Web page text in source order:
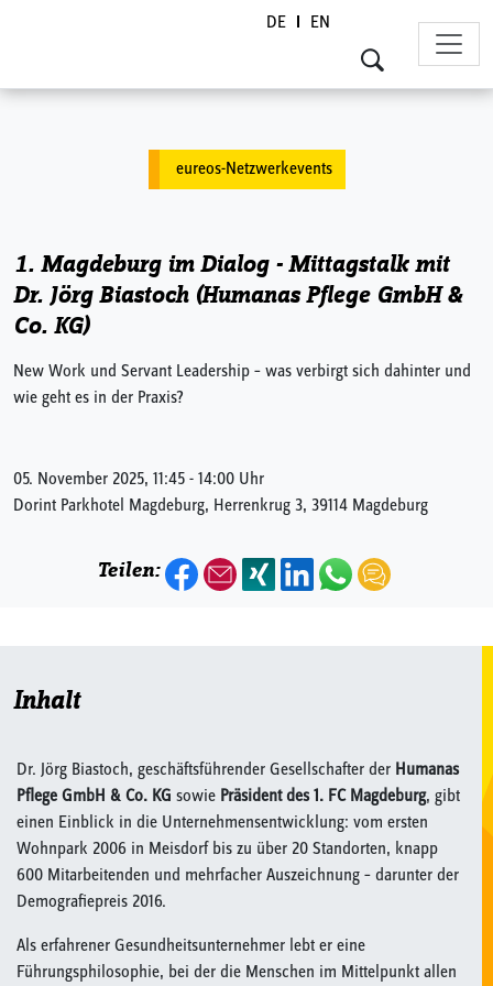
DE EN
eureos-Netzwerkevents
1. Magdeburg im Dialog - Mittagstalk mit
Dr. Jörg Biastoch (Humanas Pflege GmbH &
Co. KG)
New Work und Servant Leadership – was verbirgt sich dahinter und
wie geht es in der Praxis?
05. November 2025, 11:45 - 14:00 Uhr
Dorint Parkhotel Magdeburg, Herrenkrug 3, 39114 Magdeburg
Teilen:
Inhalt
Dr. Jörg Biastoch, geschäftsführender Gesellschafter der Humanas
Pflege GmbH & Co. KG sowie Präsident des 1. FC Magdeburg, gibt
einen Einblick in die Unternehmensentwicklung: vom ersten
Wohnpark 2006 in Meisdorf bis zu über 20 Standorten, knapp
600 Mitarbeitenden und mehrfacher Auszeichnung – darunter der
Demografiepreis 2016.
Als erfahrener Gesundheitsunternehmer lebt er eine
Führungsphilosophie, bei der die Menschen im Mittelpunkt allen